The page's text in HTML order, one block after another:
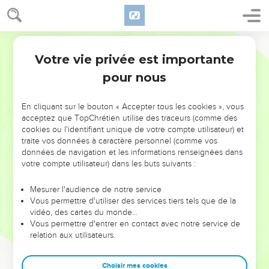
NE MANQUEZ PAS L’ÉVÉNEMENT
DE L’ANNÉE !
ET SI LEURS ERREURS POUVAIENT VOUS ÉVITER LES
VOTRES ?
leur foi ou leur vision. Mais on voit moins les doutes, les erreurs
et les saisons difficiles qu'ils ont traversés, alors même que ce
sont elles qui les ont façonnés.
Dans cette conférence, leaders, entrepreneurs, et responsables
clés pour avancer avec plus de sagesse afin que leurs erreurs
Votre vie privée est importante
pour nous
En cliquant sur le bouton « Accepter tous les cookies », vous
acceptez que TopChrétien utilise des traceurs (comme des
cookies ou l'identifiant unique de votre compte utilisateur) et
traite vos données à caractère personnel (comme vos
données de navigation et les informations renseignées dans
votre compte utilisateur) dans les buts suivants :
Mesurer l'audience de notre service
Vous permettre d'utiliser des services tiers tels que de la
vidéo, des cartes du monde…
Vous permettre d'entrer en contact avec notre service de
relation aux utilisateurs.
Choisir mes cookies